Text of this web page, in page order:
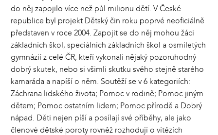
do něj zapojilo více než půl milionu dětí. V České
republice byl projekt Dětský čin roku poprvé neoficiálně
představen v roce 2004. Zapojit se do něj mohou žáci
základních škol, speciálních základních škol a osmiletých
gymnázií z celé ČR, kteří vykonali nějaký pozoruhodný
dobrý skutek, nebo si všimli skutku svého stejně starého
kamaráda a napíší o něm. Soutěží se v 6 kategoriích:
Záchrana lidského života; Pomoc v rodině; Pomoc jiným
dětem; Pomoc ostatním lidem; Pomoc přírodě a Dobrý
nápad. Děti nejen píší a posílají své příběhy, ale jako
členové dětské poroty rovněž rozhodují o vítězích